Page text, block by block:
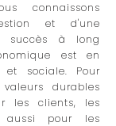
connaissons
et d'une
succès à long
est en
et sociale. Pour
durables
les clients, les
aussi pour les